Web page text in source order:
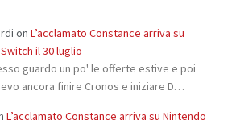
on L’acclamato Constance arriva su
il 30 luglio
guardo un po' le offerte estive e poi
ancora finire Cronos e iniziare D…
L’acclamato Constance arriva su Nintendo